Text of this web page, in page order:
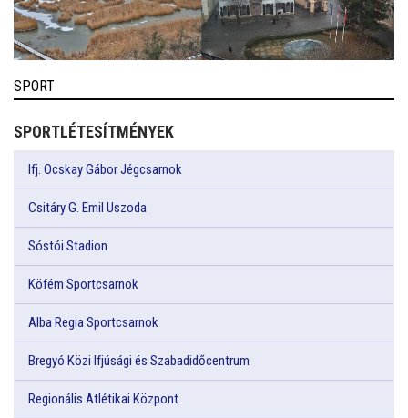
SPORT
SPORTLÉTESÍTMÉNYEK
Ifj. Ocskay Gábor Jégcsarnok
Csitáry G. Emil Uszoda
Sóstói Stadion
Köfém Sportcsarnok
Alba Regia Sportcsarnok
Bregyó Közi Ifjúsági és Szabadidőcentrum
Regionális Atlétikai Központ